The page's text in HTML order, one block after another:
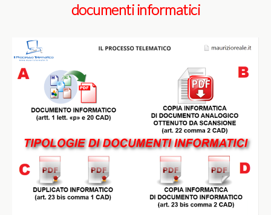
documenti informatici